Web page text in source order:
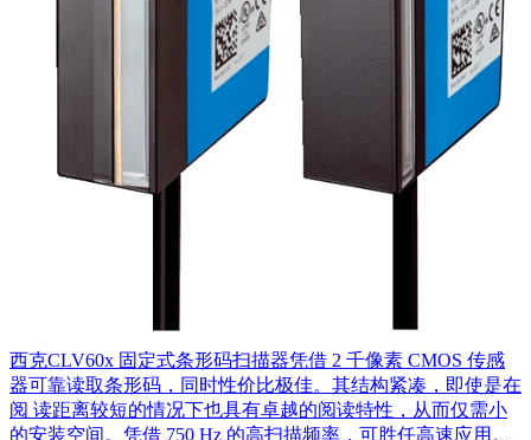
西克CLV60x 固定式条形码扫描器凭借 2 千像素 CMOS 传感
器可靠读取条形码，同时性价比极佳。其结构紧凑，即使是在
阅 读距离较短的情况下也具有卓越的阅读特性，从而仅需小
的安装空间。凭借 750 Hz 的高扫描频率，可胜任高速应用。